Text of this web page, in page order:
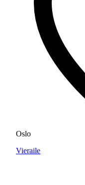
Oslo
Vieraile